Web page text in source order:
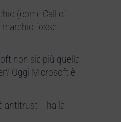
(come Call of
marchio fosse
non sia più quella
Oggi Microsoft è
antitrust – ha la